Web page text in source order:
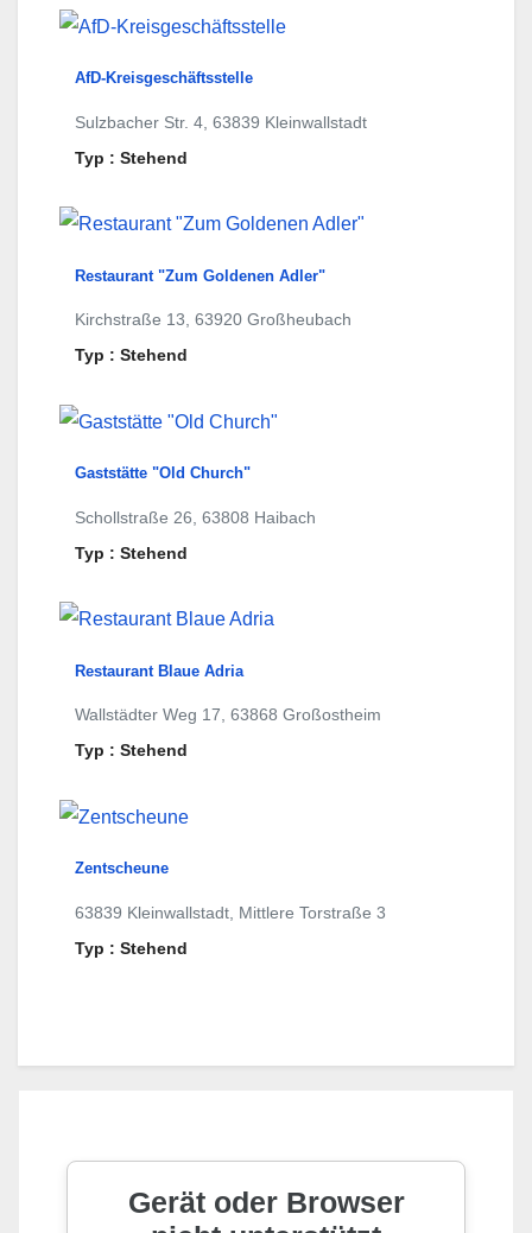
AfD-Kreisgeschäftsstelle
Sulzbacher Str. 4, 63839 Kleinwallstadt
Typ : Stehend
Restaurant "Zum Goldenen Adler"
Kirchstraße 13, 63920 Großheubach
Typ : Stehend
Gaststätte "Old Church"
Schollstraße 26, 63808 Haibach
Typ : Stehend
Restaurant Blaue Adria
Wallstädter Weg 17, 63868 Großostheim
Typ : Stehend
Zentscheune
63839 Kleinwallstadt, Mittlere Torstraße 3
Typ : Stehend